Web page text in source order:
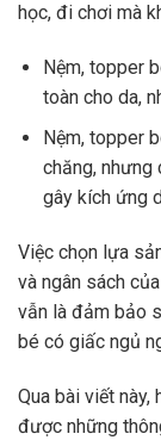
học, đi chơi mà
Nệm, topper
toàn cho da,
Nệm, topper
chăng, nhưng
gây kích ứng
Việc chọn lựa
và ngân sách
vẫn là đảm bảo
bé có giấc ngủ
Qua bài viết này,
được những